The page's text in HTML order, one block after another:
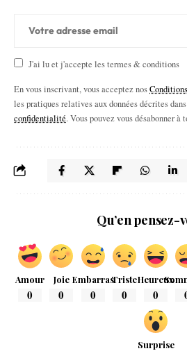
J'ai lu et j'accepte les termes & conditions
En vous inscrivant, vous acceptez nos
les pratiques relatives aux données décrites
confidentialité. Vous pouvez vous désabonner à
Qu’en pensez-
Amour
0
Joie
0
Embarras
0
Triste
0
Heureux
0
Surprise